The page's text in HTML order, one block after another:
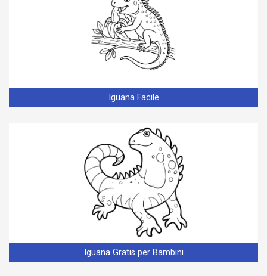
Iguana Facile
Iguana Gratis per Bambini